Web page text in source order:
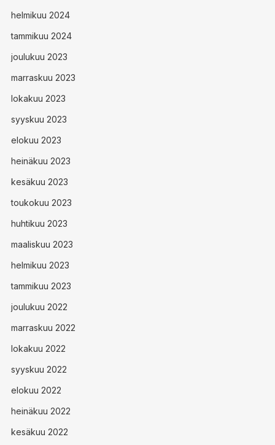
helmikuu 2024
tammikuu 2024
joulukuu 2023
marraskuu 2023
lokakuu 2023
syyskuu 2023
elokuu 2023
heinäkuu 2023
kesäkuu 2023
toukokuu 2023
huhtikuu 2023
maaliskuu 2023
helmikuu 2023
tammikuu 2023
joulukuu 2022
marraskuu 2022
lokakuu 2022
syyskuu 2022
elokuu 2022
heinäkuu 2022
kesäkuu 2022